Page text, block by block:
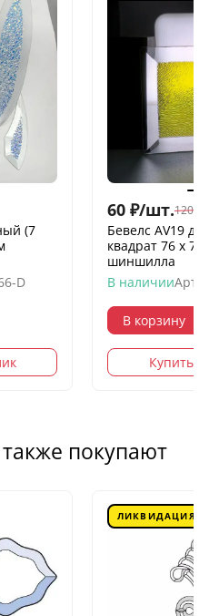
(7
D
60 ₽/шт.120
Бевелс AV19
квадрат 76 х 76
шиншилла
В наличии
В корзину
Купить в
покупают
ЛИКВИДАЦИЯ